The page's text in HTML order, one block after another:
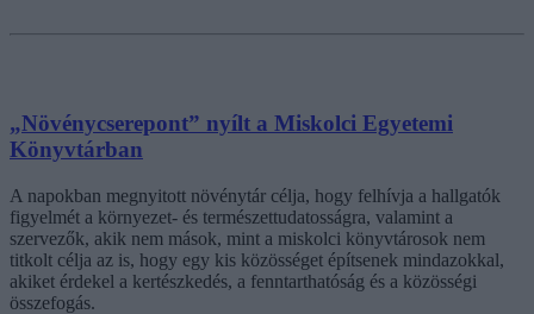
„Növénycserepont” nyílt a Miskolci Egyetemi
Könyvtárban
A napokban megnyitott növénytár célja, hogy felhívja a hallgatók
figyelmét a környezet- és természettudatosságra, valamint a
szervezők, akik nem mások, mint a miskolci könyvtárosok nem
titkolt célja az is, hogy egy kis közösséget építsenek mindazokkal,
akiket érdekel a kertészkedés, a fenntarthatóság és a közösségi
összefogás.